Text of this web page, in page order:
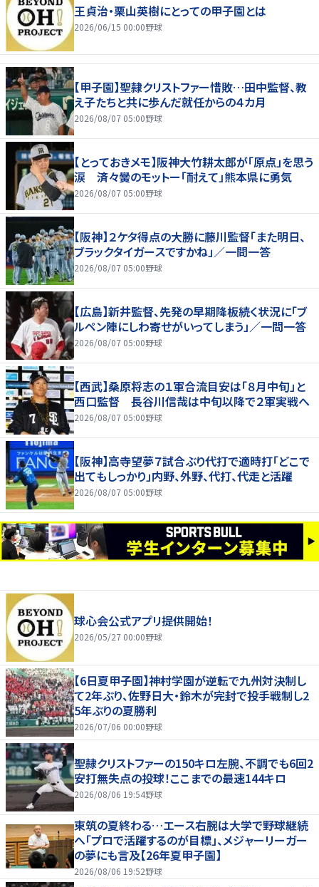
王貞治・栗山英樹にとっての甲子園とは
2026/06/15 00:00野球
【甲子園】聖隷クリストファー惜敗…田中監督、教
え子たちと共に歩んだ就任からの４カ月
2026/08/07 05:00野球
【とっておきメモ】阪神大竹耕太郎が「原点」を思う
涙 済々黌のモットー「耐えて」熊本県に勇気
2026/08/07 05:00野球
【阪神】２ケタ得点の大勝に藤川監督「また明日、
ブラックタイガースですかね」／一問一答
2026/08/07 05:00野球
【広島】新井監督、先発の早期降板続く状況に「ブ
ルペン陣にしわ寄せがいってしまう」／一問一答
2026/08/07 05:00野球
【西武】桑原将志の１軍合流目安は「８月中旬」と
西口監督 長谷川信哉は中旬以降で２軍実戦へ
2026/08/07 05:00野球
【阪神】高寺望夢７試合ぶり代打で適時打「どこで
出てもしっかり」内野、外野、代打、代走と活躍
2026/08/07 05:00野球
球心会公式アプリ提供開始！
2026/05/27 00:00野球
【6日夏甲子園】神村学園が逆転で九州対決制し
て2年ぶり、佐野日大・鈴木が完封で投手戦制し2
5年ぶりの夏勝利
2026/07/06 00:00野球
聖隷クリストファーの150キロ左腕、不調でも6回2
安打無失点の投球！ここまでの最速144キロ
2026/08/06 19:54野球
東筑の夏終わる…エース右腕は大学で野球継続
へ「プロで活躍するのが目標」、メジャーリーガー
の夢にも言及【26年夏甲子園】
2026/08/06 19:52野球